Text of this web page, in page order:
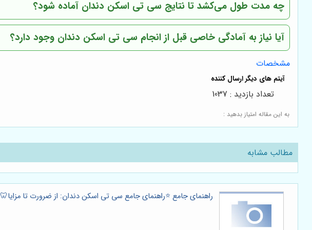
چه مدت طول می‌کشد تا نتایج سی تی اسکن دندان آماده شود؟
آیا نیاز به آمادگی خاصی قبل از انجام سی تی اسکن دندان وجود دارد؟
مشخصات
به این مقاله امتیاز بدهید :
تعداد بازدید : 1037
مطالب مشابه
راهنمای جامع ⭐️راهنمای جامع سی تی اسکن دندان: از ضرورت تا مزایا🦷